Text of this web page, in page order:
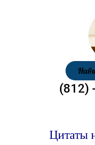
(812)
Цитаты